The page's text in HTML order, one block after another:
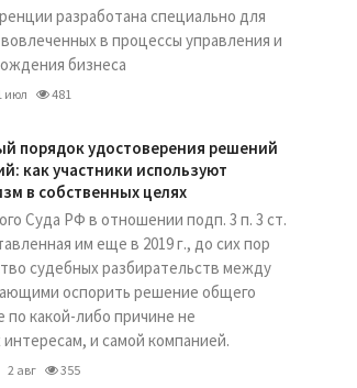
разработана специально для
в процессы управления и
бизнеса
июл 481
порядок удостоверения решений
как участники используют
в собственных целях
Суда РФ в отношении подп. 3 п. 3 ст.
им еще в 2019 г., до сих пор
судебных разбирательств между
оспорить решение общего
по какой-либо причине не
и самой компанией.
2 авг 355